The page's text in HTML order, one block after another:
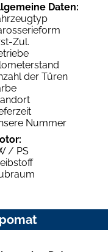
Daten:
Zul.
der Türen
Nummer
/ PS